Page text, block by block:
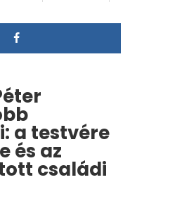
a testvére
és az
családi